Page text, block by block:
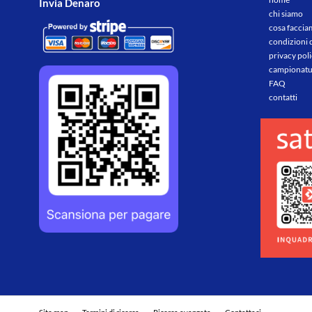
Invia Denaro
chi siamo
cosa
condizioni
privacy
FAQ
contatti